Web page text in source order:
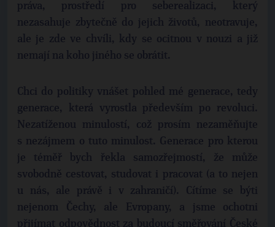
práva, prostředí pro seberealizaci, který
nezasahuje zbytečně do jejich životů, neotravuje,
ale je zde ve chvíli, kdy se ocitnou v nouzi a již
nemají na koho jiného se obrátit.
Chci do politiky vnášet pohled mé generace, tedy
generace, která vyrostla především po revoluci.
Nezatíženou minulostí, což prosím nezaměňujte
s nezájmem o tuto minulost. Generace pro kterou
je téměř bych řekla samozřejmostí, že může
svobodně cestovat, studovat i pracovat (a to nejen
u nás, ale právě i v zahraničí). Cítíme se býti
nejenom Čechy, ale Evropany, a jsme ochotni
přijímat odpovědnost za budoucí směřování České